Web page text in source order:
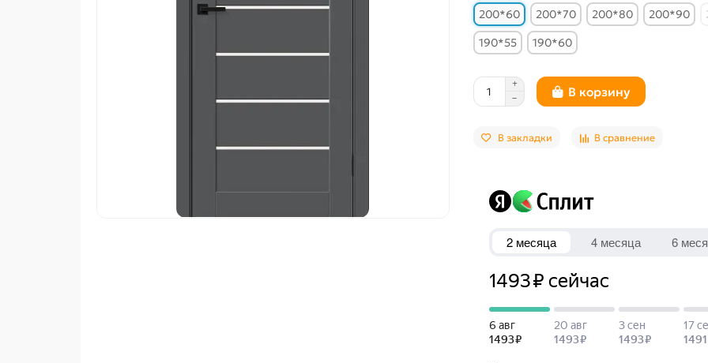
200*60
200*70 200*80 200*90
190*55
190*60
В корзину
В закладки В сравнение